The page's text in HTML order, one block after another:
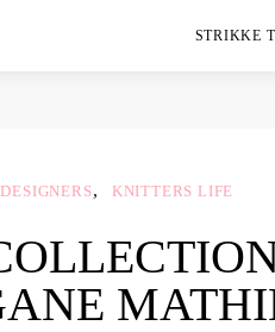
STRIKKE
KNITTERS LIFE